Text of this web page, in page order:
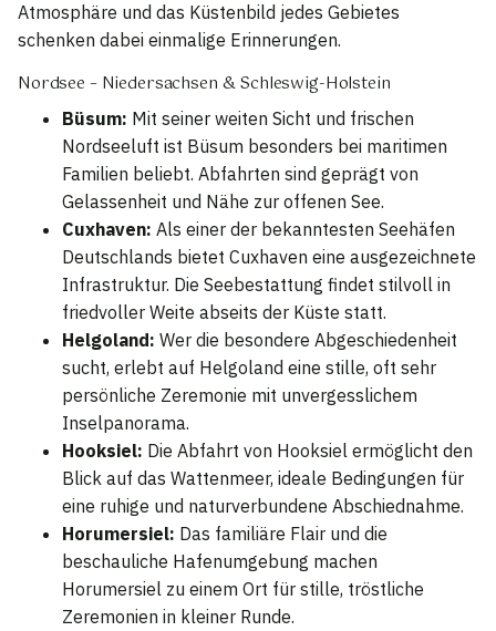
Atmosphäre und das Küstenbild jedes Gebietes
schenken dabei einmalige Erinnerungen.
Nordsee – Niedersachsen & Schleswig-Holstein
Büsum: Mit seiner weiten Sicht und frischen
Nordseeluft ist Büsum besonders bei maritimen
Familien beliebt. Abfahrten sind geprägt von
Gelassenheit und Nähe zur offenen See.
Cuxhaven: Als einer der bekanntesten Seehäfen
Deutschlands bietet Cuxhaven eine ausgezeichnete
Infrastruktur. Die Seebestattung findet stilvoll in
friedvoller Weite abseits der Küste statt.
Helgoland: Wer die besondere Abgeschiedenheit
sucht, erlebt auf Helgoland eine stille, oft sehr
persönliche Zeremonie mit unvergesslichem
Inselpanorama.
Hooksiel: Die Abfahrt von Hooksiel ermöglicht den
Blick auf das Wattenmeer, ideale Bedingungen für
eine ruhige und naturverbundene Abschiednahme.
Horumersiel: Das familiäre Flair und die
beschauliche Hafenumgebung machen
Horumersiel zu einem Ort für stille, tröstliche
Zeremonien in kleiner Runde.